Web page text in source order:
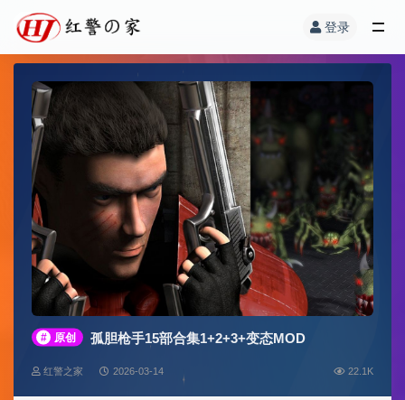
登录
# 原创 孤胆枪手15部合集1+2+3+变态MOD
红警之家 2026-03-14 22.1K